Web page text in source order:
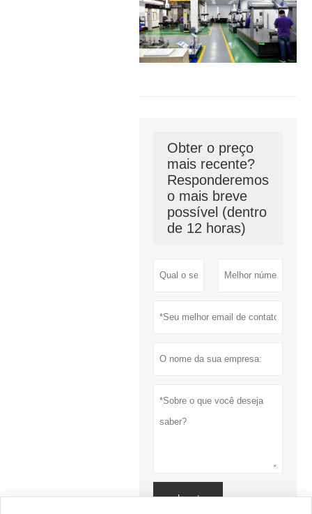
Obter o preço
mais recente?
Responderemos
o mais breve
possível (dentro
de 12 horas)
submeter